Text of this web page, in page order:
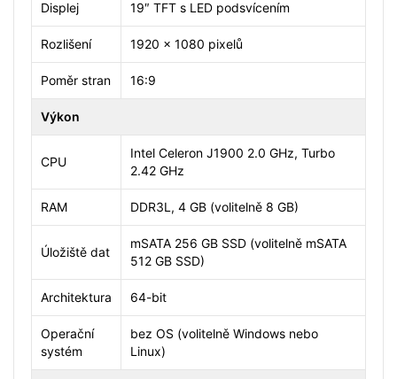
Displej 19″ TFT s LED podsvícením
Rozlišení 1920 x 1080 pixelů
Poměr stran 16:9
Výkon
CPU
Intel Celeron J1900 2.0 GHz, Turbo
2.42 GHz
RAM DDR3L, 4 GB (volitelně 8 GB)
Úložiště dat
mSATA 256 GB SSD (volitelně mSATA
512 GB SSD)
Architektura 64-bit
Operační
systém
bez OS (volitelně Windows nebo
Linux)